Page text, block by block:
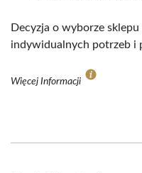
Decyzja o wyborze
indywidualnych potrzeb i
Więcej Informacji